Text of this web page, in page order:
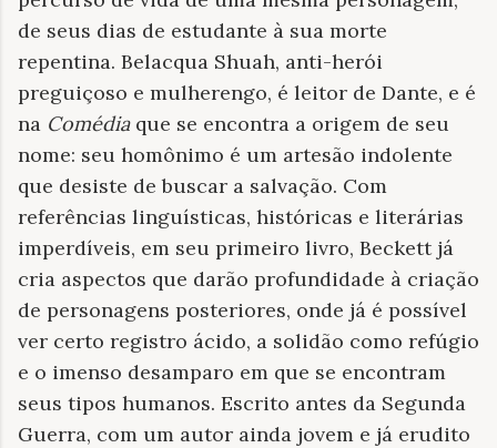
de seus dias de estudante à sua morte
repentina. Belacqua Shuah, anti-herói
preguiçoso e mulherengo, é leitor de Dante, e é
na Comédiaque se encontra a origem de seu
nome: seu homônimo é um artesão indolente
que desiste de buscar a salvação. Com
referências linguísticas, históricas e literárias
imperdíveis, em seu primeiro livro, Beckett já
cria aspectos que darão profundidade à criação
de personagens posteriores, onde já é possível
ver certo registro ácido, a solidão como refúgio
e o imenso desamparo em que se encontram
seus tipos humanos. Escrito antes da Segunda
Guerra, com um autor ainda jovem e já erudito